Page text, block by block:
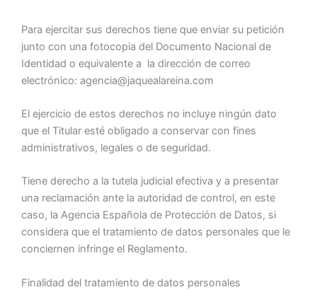
Para ejercitar sus derechos tiene que enviar su petición
junto con una fotocopia del Documento Nacional de
Identidad o equivalente a la dirección de correo
electrónico: agencia@jaquealareina.com
El ejercicio de estos derechos no incluye ningún dato
que el Titular esté obligado a conservar con fines
administrativos, legales o de seguridad.
Tiene derecho a la tutela judicial efectiva y a presentar
una reclamación ante la autoridad de control, en este
caso, la Agencia Española de Protección de Datos, si
considera que el tratamiento de datos personales que le
conciernen infringe el Reglamento.
Finalidad del tratamiento de datos personales